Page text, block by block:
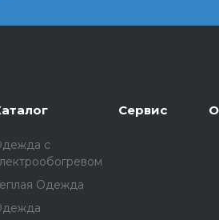
с
Одежда
Сервис